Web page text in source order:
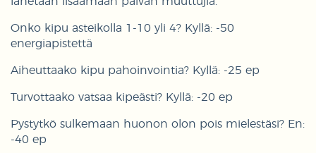
Onko kipu asteikolla 1-10 yli 4? Kyllä: -50
energiapistettä
Aiheuttaako kipu pahoinvointia? Kyllä: -25 ep
Turvottaako vatsaa kipeästi? Kyllä: -20 ep
Pystytkö sulkemaan huonon olon pois mielestäsi? En:
-40 ep